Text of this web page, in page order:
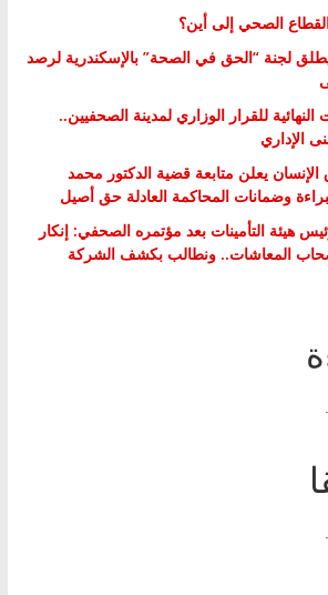
الصحي إلى أين؟
لجنة “الحق في الصحة” بالإسكندرية لرصد
للقرار الوزاري لمدينة الصحفيين..
الإداري
يعلن متابعة قضية الدكتور محمد
وضمانات المحاكمة العادلة حق أصيل
هيئة التأمينات بعد مؤتمره الصحفي: إنكار
أصحاب المعاشات.. ونطالب بكشف الشركة